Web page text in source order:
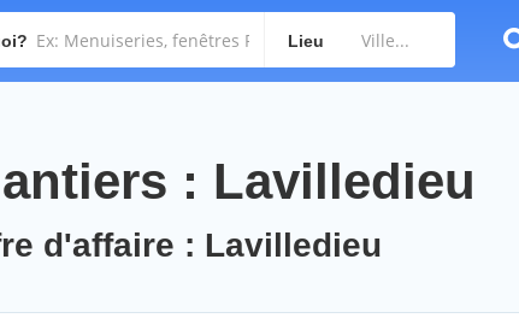
Lieu
: Lavilledieu
d'affaire : Lavilledieu